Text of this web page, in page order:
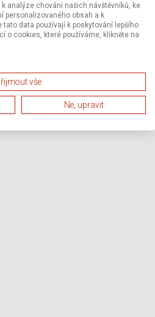
analýze chování našich návštěvníků, ke
personalizovaného obsah a k
data používají k poskytování lepšího
o cookies, které používáme, klikněte na
vše
Ne, upravit